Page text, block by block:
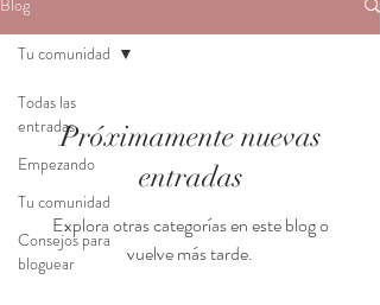
Blog
Todas las
entradas
Empezando
Tu comunidad
Consejos para
bloguear
Tu comunidad
Próximamente nuevas
entradas
Explora otras categorías en este blog o
vuelve más tarde.